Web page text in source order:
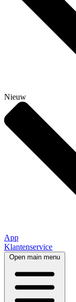
Nieuw
App
Klantenservice
Open main menu